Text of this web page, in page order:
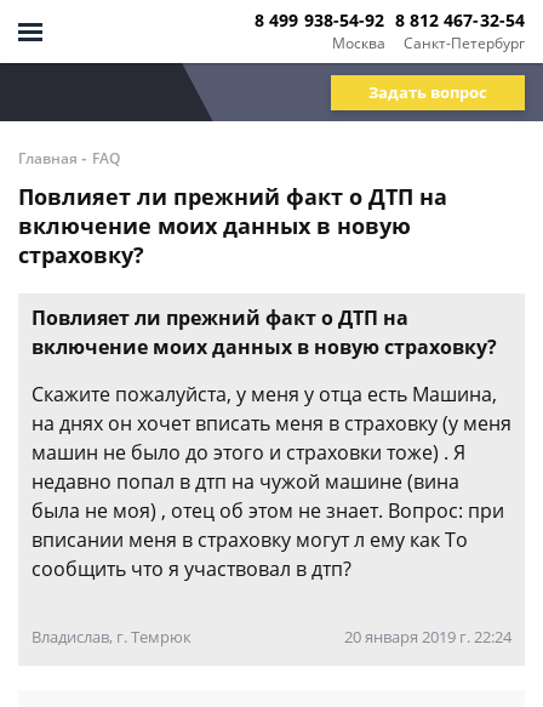
Москва
8 499 938-54-92
Санкт-Петербург
8 812 467-32-54
Задать вопрос
Главная - FAQ
Повлияет ли прежний факт о ДТП на
включение моих данных в новую
страховку?
Повлияет ли прежний факт о ДТП на
включение моих данных в новую страховку?
Скажите пожалуйста, у меня у отца есть Машина,
на днях он хочет вписать меня в страховку (у меня
машин не было до этого и страховки тоже) . Я
недавно попал в дтп на чужой машине (вина
была не моя) , отец об этом не знает. Вопрос: при
вписании меня в страховку могут л ему как То
сообщить что я участвовал в дтп?
Владислав, г. Темрюк 20 января 2019 г. 22:24